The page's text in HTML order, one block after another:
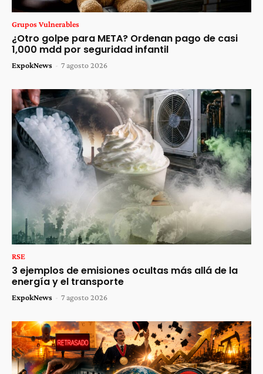
Grupos Vulnerables
¿Otro golpe para META? Ordenan pago de casi
1,000 mdd por seguridad infantil
ExpokNews - 7 agosto 2026
RSE
3 ejemplos de emisiones ocultas más allá de la
energía y el transporte
ExpokNews - 7 agosto 2026